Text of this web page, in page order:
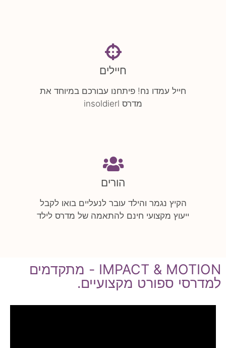
חיילים
חייל עמדו נח! פיתחנו עבורכם במיוחד את
מדרס insoldierl
הורים
הקיץ נגמר והילד עובר לנעליים בואו לקבל
ייעוץ מקצועי חינם להתאמה של מדרס לילד
IMPACT & MOTION - מתקדמים
למדרסי ספורט מקצועיים.